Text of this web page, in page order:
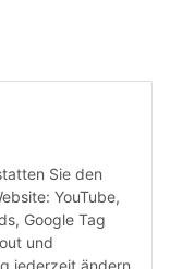
Sie den
YouTube,
Google Tag
und